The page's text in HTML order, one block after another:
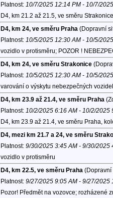
Platnost: 10/7/2025 12:14 PM - 10/7/
D4, km 21.2 až 21.5, ve směru
D4, km 24, ve směru Praha (Dopravní
Platnost: 10/5/2025 12:30 AM - 10/5/
vozidlo v protisměru; POZOR !
D4, km 24, ve směru Strakonice
Platnost: 10/5/2025 12:30 AM - 10/5/
varování o výskytu nebezpečných
D4, km 23.9 až 21.4, ve směru Praha
Platnost: 10/2/2025 6:16 AM - 10/2/2025
D4, km 23.9 až 21.4, ve směru Praha,
D4, mezi km 21.7 a 24, ve směru
Platnost: 9/30/2025 3:45 AM - 9/30/2025
vozidlo v protisměru
D4, km 22.5, ve směru Praha (Dopravní
Platnost: 9/27/2025 9:05 AM - 9/27/2025
Pozor! Předmět na vozovce; rozházené